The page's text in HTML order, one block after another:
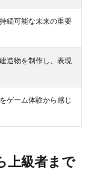
続可能な未来の重要
造物を制作し、表現
ゲーム体験から感じ
上級者まで